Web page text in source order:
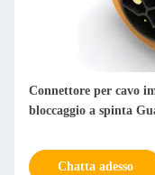
Connettore per cavo
bloccaggio a spinta
Chatta adesso